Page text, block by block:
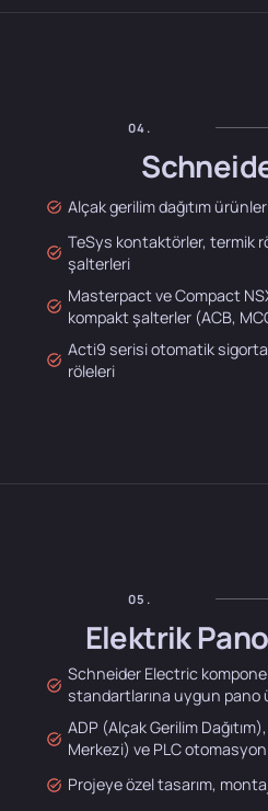
04.
Alçak gerilim dağıtım
TeSys kontaktörler, termik
şalterleri
Masterpact ve Compact
kompakt şalterler (ACB,
Acti9 serisi otomatik
röleleri
05.
Elektrik
Schneider Electric
standartlarına uygun pano
ADP (Alçak Gerilim
Merkezi) ve PLC otomasyon
Projeye özel tasarım,